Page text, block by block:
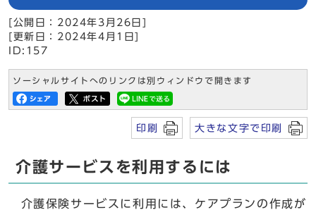
[公開日：2024年3月26日]
[更新日：2024年4月1日]
ID:157
ソーシャルサイトへのリンクは別ウィンドウで開きます
印刷 大きな文字で印刷
介護サービスを利用するには
介護保険サービスに利用には、ケアプランの作成が